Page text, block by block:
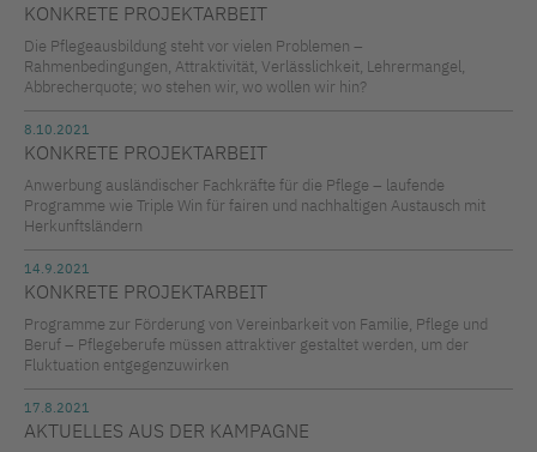
KONKRETE PROJEKTARBEIT
Die Pflegeausbildung steht vor vielen Problemen –
Rahmenbedingungen, Attraktivität, Verlässlichkeit, Lehrermangel,
Abbrecherquote; wo stehen wir, wo wollen wir hin?
8.10.2021
KONKRETE PROJEKTARBEIT
Anwerbung ausländischer Fachkräfte für die Pflege – laufende
Programme wie Triple Win für fairen und nachhaltigen Austausch mit
Herkunftsländern
14.9.2021
KONKRETE PROJEKTARBEIT
Programme zur Förderung von Vereinbarkeit von Familie, Pflege und
Beruf – Pflegeberufe müssen attraktiver gestaltet werden, um der
Fluktuation entgegenzuwirken
17.8.2021
AKTUELLES AUS DER KAMPAGNE